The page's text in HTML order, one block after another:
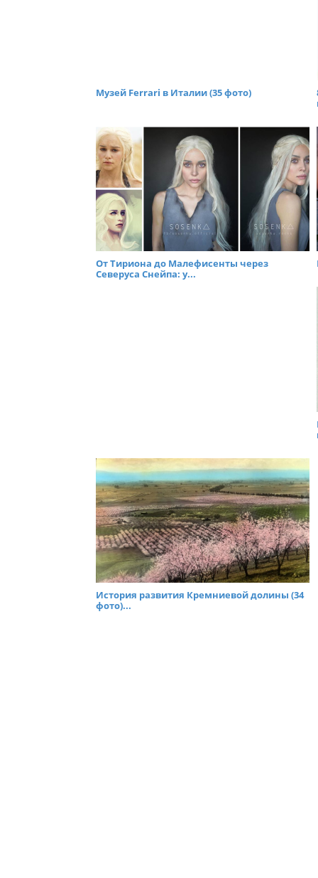
Музей Ferrari в Италии (35 фото)
От Тириона до Малефисенты через
Северуса Снейпа: у...
История развития Кремниевой долины (34
фото)...